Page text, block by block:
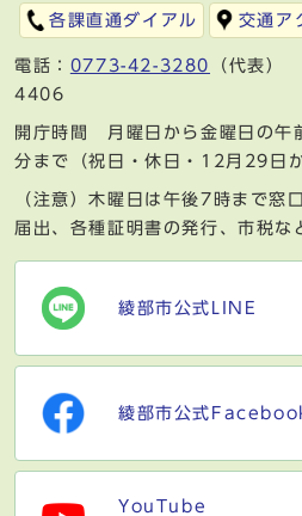
各課直通ダイアル
交通ア
電話： 0773-42-3280
（代表
4406
開庁時間 月曜日から金曜日の
分まで（祝日・休日・12月29日
（注意）木曜日は午後7時まで窓
届出、各種証明書の発行、市税な
綾部市公式LINE
綾部市公式
YouTube